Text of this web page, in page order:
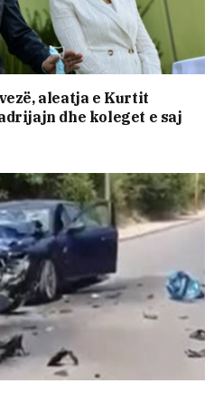
aleatja e Kurtit
dhe koleget e saj